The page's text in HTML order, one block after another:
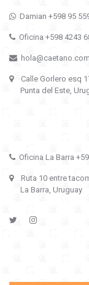
Damian +598 95
Oficina +598 4243
Calle Gorlero esq
Punta del Este,
Oficina La Barra
Ruta 10 entre
La Barra, Uruguay